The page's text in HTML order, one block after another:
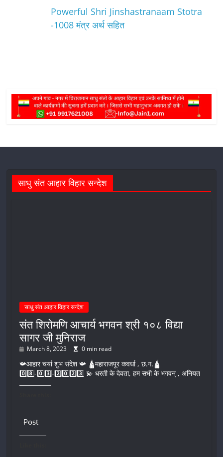
Powerful Shri Jinshastranaam Stotra
-1008 मंत्र अर्थ सहित
साधु संत आहार विहार सन्देश
साधु संत आहार विहार सन्देश
संत शिरोमणि आचार्य भगवन श्री १०८ विद्या
सागर जी मुनिराज
March 8, 2023 0 min read
📯आहार चर्या शुभ संदेश 📯 🛕महाराजपूर कवर्धा , छ.ग.🛕
0️⃣8️⃣-0️⃣3️⃣-2️⃣0️⃣2️⃣3️⃣ 💫 धरती के देवता, हम सभी के भगवन् , अनियत
Post